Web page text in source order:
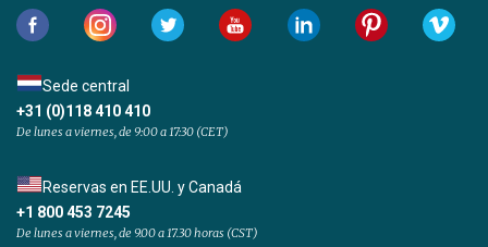
Sede central
+31 (0)118 410 410
De lunes a viernes, de 9:00 a 17:30 (CET)
Reservas en EE.UU. y Canadá
+1 800 453 7245
De lunes a viernes, de 9.00 a 17.30 horas (CST)